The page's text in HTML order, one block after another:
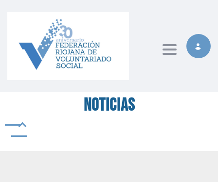
Toggle
Noticias